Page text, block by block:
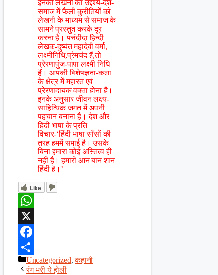
इनकी लेखनी का उद्देश्य-देश-
समाज में फैली कुरीतियों को
लेखनी के माध्यम से समाज के
सामने प्रस्तुत करके दूर
करना है। पसंदीदा हिन्दी
लेखक-दुष्यंत,महादेवी वर्मा,
लक्ष्मीनिधि,प्रेमचंद हैं,तो
प्रेरणापुंज-पापा लक्ष्मी निधि
हैं। आपकी विशेषज्ञता-कला
के क्षेत्र में महारत एवं
प्रेरणादायक वक्ता होना है।
इनके अनुसार जीवन लक्ष्य-
साहित्यिक जगत में अपनी
पहचान बनाना है। देश और
हिंदी भाषा के प्रति
विचार-‘हिंदी भाषा साँसों की
तरह हममें समाई है। उसके
बिना हमारा कोई अस्तित्व ही
नहीं है। हमारी आन बान शान
हिंदी है।’
Like
WhatsApp
X
Facebook
Share
Categories
Uncategorized,कहानी
रंग भरी ये होली